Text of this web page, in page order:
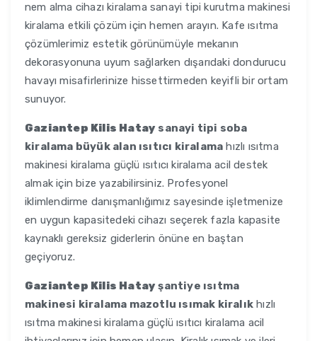
nem alma cihazı kiralama sanayi tipi kurutma makinesi
kiralama etkili çözüm için hemen arayın. Kafe ısıtma
çözümlerimiz estetik görünümüyle mekanın
dekorasyonuna uyum sağlarken dışarıdaki dondurucu
havayı misafirlerinize hissettirmeden keyifli bir ortam
sunuyor.
Gaziantep Kilis Hatay sanayi tipi soba
kiralama büyük alan ısıtıcı kiralama hızlı ısıtma
makinesi kiralama güçlü ısıtıcı kiralama acil destek
almak için bize yazabilirsiniz. Profesyonel
iklimlendirme danışmanlığımız sayesinde işletmenize
en uygun kapasitedeki cihazı seçerek fazla kapasite
kaynaklı gereksiz giderlerin önüne en baştan
geçiyoruz.
Gaziantep Kilis Hatayşantiye ısıtma
makinesi kiralama mazotlu ısımak kiralık hızlı
ısıtma makinesi kiralama güçlü ısıtıcı kiralama acil